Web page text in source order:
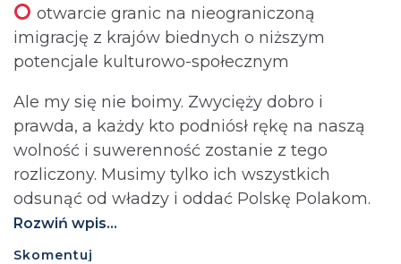
otwarcie granic na nieograniczoną
imigrację z krajów biednych o niższym
potencjale kulturowo-społecznym
Ale my się nie boimy. Zwycięży dobro i
prawda, a każdy kto podniósł rękę na naszą
wolność i suwerenność zostanie z tego
rozliczony. Musimy tylko ich wszystkich
odsunąć od władzy i oddać Polskę Polakom.
Rozwiń wpis...
Skomentuj